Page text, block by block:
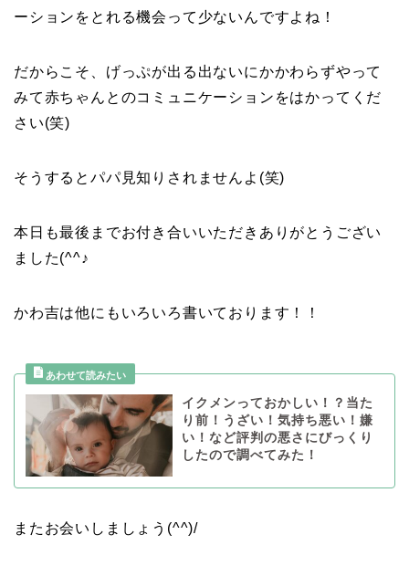
ーションをとれる機会って少ないんですよね！
だからこそ、げっぷが出る出ないにかかわらずやって
みて赤ちゃんとのコミュニケーションをはかってくだ
さい(笑)
そうするとパパ見知りされませんよ(笑)
本日も最後までお付き合いいただきありがとうござい
ました(^^♪
かわ吉は他にもいろいろ書いております！！
イクメンっておかしい！？当た
り前！うざい！気持ち悪い！嫌
い！など評判の悪さにびっくり
したので調べてみた！
またお会いしましょう(^^)/